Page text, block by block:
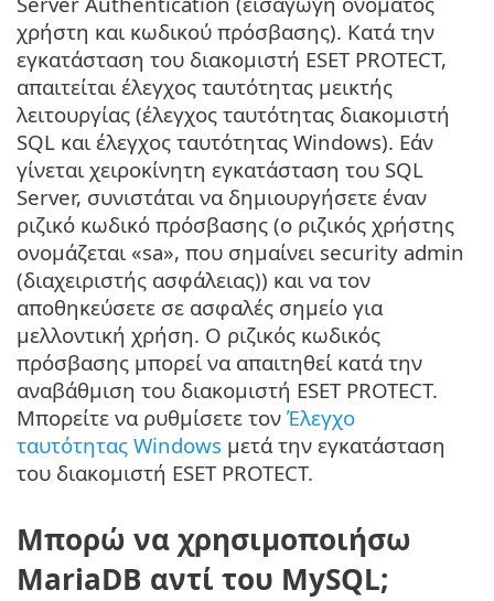
χρήστη και κωδικού πρόσβασης). Κατά την
εγκατάσταση του διακομιστή ESET PROTECT,
απαιτείται έλεγχος ταυτότητας μεικτής
λειτουργίας (έλεγχος ταυτότητας διακομιστή
SQL και έλεγχος ταυτότητας Windows). Εάν
γίνεται χειροκίνητη εγκατάσταση του SQL
Server, συνιστάται να δημιουργήσετε έναν
ριζικό κωδικό πρόσβασης (ο ριζικός χρήστης
ονομάζεται «sa», που σημαίνει security admin
(διαχειριστής ασφάλειας)) και να τον
αποθηκεύσετε σε ασφαλές σημείο για
μελλοντική χρήση. Ο ριζικός κωδικός
πρόσβασης μπορεί να απαιτηθεί κατά την
αναβάθμιση του διακομιστή ESET PROTECT.
Μπορείτε να ρυθμίσετε τον Έλεγχο
ταυτότητας Windows μετά την εγκατάσταση
του διακομιστή ESET PROTECT.
Μπορώ να χρησιμοποιήσω
MariaDB αντί του MySQL;